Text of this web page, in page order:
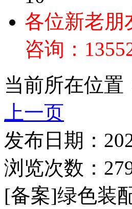
各位新老朋
咨询：
当前所在位置
上一页
发布日期：
浏览次数：
[备案]绿色装